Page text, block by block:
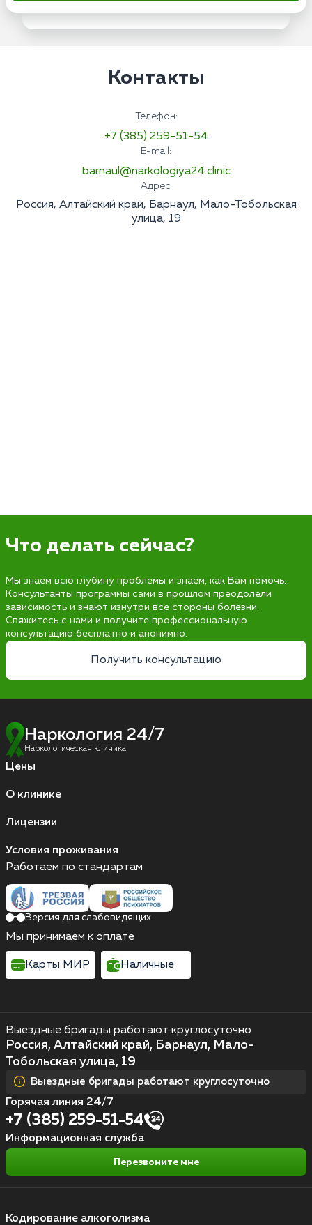
Контакты
Телефон:
+7 (385) 259-51-54
E-mail:
barnaul@narkologiya24.clinic
Адрес:
Россия, Алтайский край, Барнаул, Мало-Тобольская
улица, 19
Что делать сейчас?
Мы знаем всю глубину проблемы и знаем, как Вам помочь.
Консультанты программы сами в прошлом преодолели
зависимость и знают изнутри все стороны болезни.
Свяжитесь с нами и получите профессиональную
консультацию бесплатно и анонимно.
Получить консультацию
Наркология 24/7
Наркологическая клиника
Цены
О клинике
Лицензии
Условия проживания
Кодирование алкоголизма
Выездные бригады работают круглосуточно
Россия, Алтайский край, Барнаул, Мало-
Тобольская улица, 19
Выездные бригады работают круглосуточно
Горячая линия 24/7
+7 (385) 259-51-54
Информационная служба
Перезвоните мне
Работаем по стандартам
Версия для слабовидящих
Мы принимаем к оплате
Карты МИР Наличные